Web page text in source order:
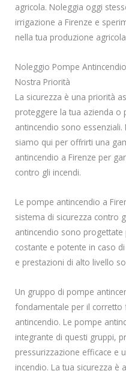
agricola. Noleggia oggi
irrigazione a Firenze e
nella tua produzione
Noleggio Pompe
Nostra Priorità
La sicurezza è una priorità
proteggere la tua azienda o
antincendio sono
siamo qui per offrirti una
antincendio a Firenze per
contro gli incendi.
Le pompe antincendio a
sistema di sicurezza contro
antincendio sono progettate
costante e potente in caso
e prestazioni di alto livello
Un gruppo di pompe
fondamentale per il
antincendio. Le pompe
integrante di questi gruppi,
pressurizzazione efficace e
incendio. La tua sicurezza è